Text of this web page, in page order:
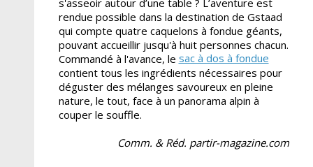
rendue possible dans la destination de Gstaad
qui compte quatre caquelons à fondue géants,
pouvant accueillir jusqu'à huit personnes chacun.
Commandé à l'avance, le sac à dos à fondue
contient tous les ingrédients nécessaires pour
déguster des mélanges savoureux en pleine
nature, le tout, face à un panorama alpin à
couper le souffle.
Comm. & Réd. partir-magazine.com